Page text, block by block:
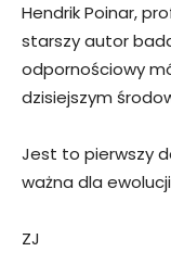
Hendrik Poinar,
starszy autor
odpornościowy
dzisiejszym
Jest to pierwszy
ważna dla
ZJ